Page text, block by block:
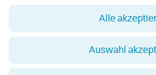
Alle
Auswahl